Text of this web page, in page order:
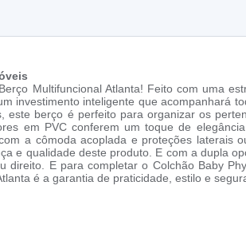
Multifuncional Atlanta! Feito com uma
investimento inteligente que acompanhará
berço é perfeito para organizar os
em PVC conferem um toque de
a cômoda acoplada e proteções laterais
e qualidade deste produto. E com a dupla
E para completar o Colchão Baby
é a garantia de praticidade, estilo e